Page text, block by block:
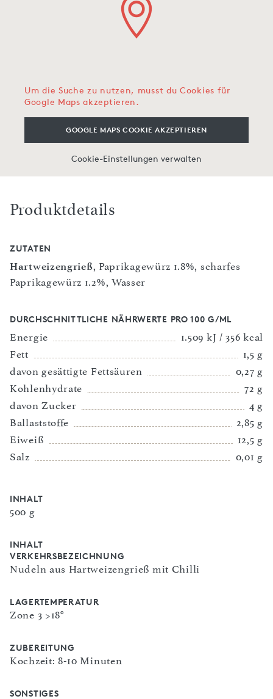
Um die Suche zu nutzen, musst du Cookies für
Google Maps akzeptieren.
GOOGLE MAPS COOKIE AKZEPTIEREN
Cookie-Einstellungen verwalten
Produktdetails
ZUTATEN
Hartweizengrieß, Paprikagewürz 1.8%, scharfes
Paprikagewürz 1.2%, Wasser
DURCHSCHNITTLICHE NÄHRWERTE PRO 100 G/ML
Energie
1.509 kJ / 356 kcal
Fett
1,5 g
davon gesättigte Fettsäuren
0,27 g
Kohlenhydrate
72 g
davon Zucker
4 g
Ballaststoffe
2,85 g
Eiweiß
12,5 g
Salz
0,01 g
INHALT
500 g
INHALT
VERKEHRSBEZEICHNUNG
Nudeln aus Hartweizengrieß mit Chilli
LAGERTEMPERATUR
Zone 3 >18°
ZUBEREITUNG
Kochzeit: 8-10 Minuten
SONSTIGES